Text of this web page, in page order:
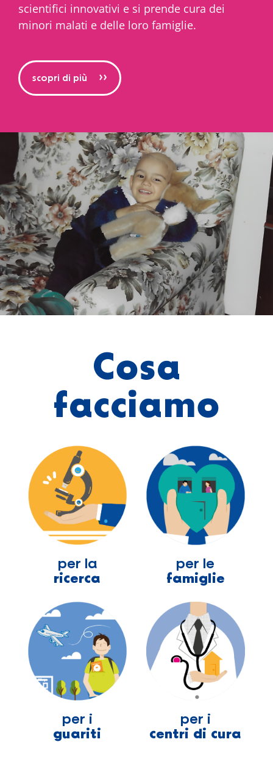
scientifici innovativi e si prende cura dei
minori malati e delle loro famiglie.
scopri di più >>
Cosa
facciamo
per la
ricerca
per le
famiglie
per i
guariti
per i
centri di cura